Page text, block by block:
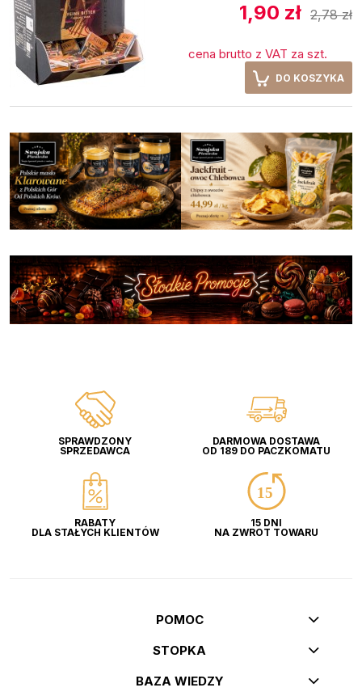
1,90 zł 2,78 zł
cena brutto z VAT za szt.
DO KOSZYKA
SPRAWDZONY
SPRZEDAWCA
DARMOWA DOSTAWA
OD 189 DO PACZKOMATU
RABATY
DLA STAŁYCH KLIENTÓW
15 DNI
NA ZWROT TOWARU
POMOC
STOPKA
BAZA WIEDZY